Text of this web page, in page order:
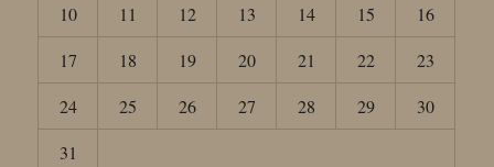
10
11 12 13 14 15
16
17
18 19 20 21 22
23
24
25 26 27 28 29
30
31